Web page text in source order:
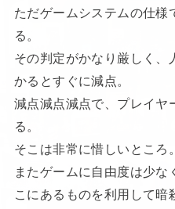
ただゲームシステムの仕様
る。
その判定がかなり厳しく、
かるとすぐに減点。
減点減点減点で、プレイヤ
る。
そこは非常に惜しいところ。
またゲームに自由度は少
こにあるものを利用して暗